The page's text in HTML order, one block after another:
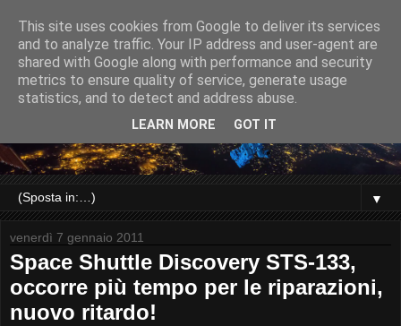
▼
venerdì 7 gennaio 2011
Space Shuttle Discovery STS-133,
occorre più tempo per le riparazioni,
nuovo ritardo!
This site uses cookies from Google to deliver its services
and to analyze traffic. Your IP address and user-agent are
shared with Google along with performance and security
metrics to ensure quality of service, generate usage
statistics, and to detect and address abuse.
LEARN MORE GOT IT